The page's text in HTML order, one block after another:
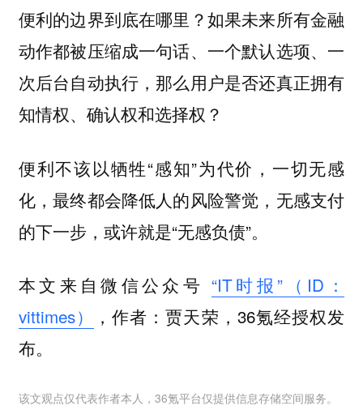
便利的边界到底在哪里？如果未来所有金融
动作都被压缩成一句话、一个默认选项、一
次后台自动执行，那么用户是否还真正拥有
知情权、确认权和选择权？
便利不该以牺牲“感知”为代价，一切无感
化，最终都会降低人的风险警觉，无感支付
的下一步，或许就是“无感负债”。
本文来自微信公众号 “IT时报”（ID：
vittimes）
，作者：贾天荣，36氪经授权发
布。
该文观点仅代表作者本人，36氪平台仅提供信息存储空间服务。